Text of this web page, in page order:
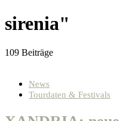
sirenia"
109 Beiträge
News
Tourdaten & Festivals